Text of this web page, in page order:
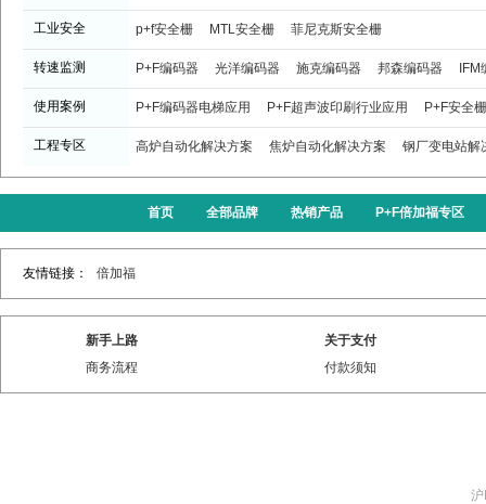
工业安全 p+f安全栅 MTL安全栅 菲尼克斯安全栅
转速监测 P+F编码器 光洋编码器 施克编码器 邦森编码器
使用案例 P+F编码器电梯应用 P+F超声波印刷行业应用 P+F安全
工程专区 高炉自动化解决方案 焦炉自动化解决方案 钢厂变电站解
首页 全部品牌 热销产品 P+F倍加福专区
友情链接： 倍加福
新手上路
商务流程
关于支付
付款须知